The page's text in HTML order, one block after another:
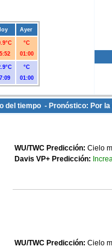
Ayer
°C
01:00
°C
01:00
del tiempo - Pronóstico: Por la
WU/TWC Predicción: Cielo
Davis VP+ Predicción:
WU/TWC Predicción: Cielo